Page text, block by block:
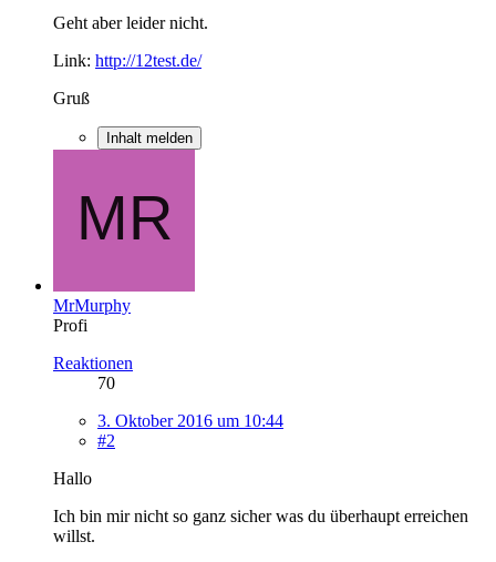
Geht aber leider nicht.
Link: http://12test.de/
Gruß
Inhalt melden
MrMurphy
Profi
Reaktionen
70
3. Oktober 2016 um 10:44
#2
Hallo
Ich bin mir nicht so ganz sicher was du überhaupt erreichen
willst.